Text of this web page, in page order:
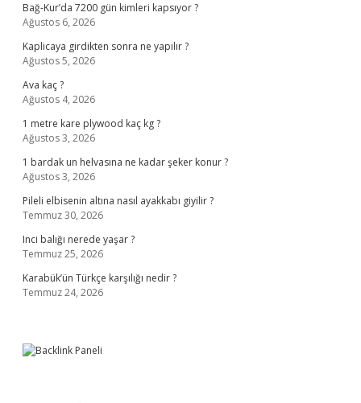
Bağ-Kur’da 7200 gün kimleri kapsıyor ?
Ağustos 6, 2026
Kaplicaya girdikten sonra ne yapılır ?
Ağustos 5, 2026
Ava kaç ?
Ağustos 4, 2026
1 metre kare plywood kaç kg ?
Ağustos 3, 2026
1 bardak un helvasına ne kadar şeker konur ?
Ağustos 3, 2026
Pileli elbisenin altına nasıl ayakkabı giyilir ?
Temmuz 30, 2026
Inci balığı nerede yaşar ?
Temmuz 25, 2026
Karabük’ün Türkçe karşılığı nedir ?
Temmuz 24, 2026